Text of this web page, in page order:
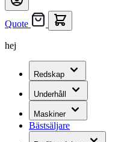
Quote
hej
Redskap
Underhåll
Maskiner
Bästsäljare